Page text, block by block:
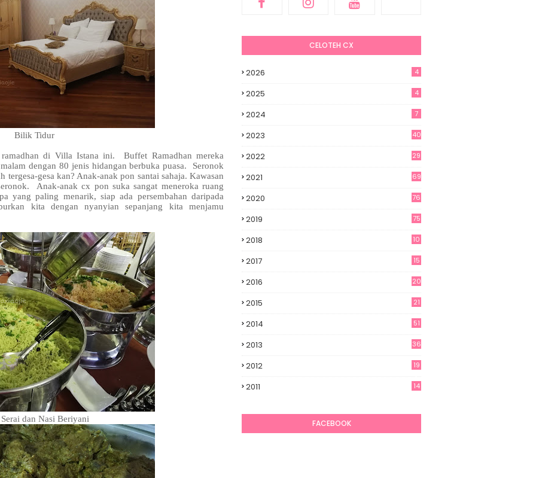
Bilik Tidur
di Villa Istana ini. Buffet Ramadhan mereka
dengan 80 jenis hidangan berbuka puasa. Seronok
gesa kan? Anak-anak pon santai sahaja. Kawasan
Anak-anak cx pon suka sangat meneroka ruang
yang paling menarik, siap ada persembahan daripada
kita dengan nyanyian sepanjang kita menjamu
dan Nasi Beriyani
CELOTEH CX
2026 4
2025 4
2024 7
2023 40
2022 29
2021 69
2020 76
2019 75
2018 10
2017 15
2016 20
2015 21
2014 51
2013 36
2012
19
2011
14
FACEBOOK